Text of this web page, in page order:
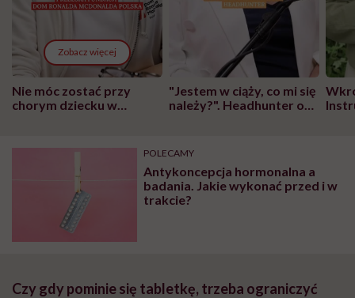
Zobacz więcej
Nie móc zostać przy
chorym dziecku w
może chyba tylko
wyobraźni"
"Jestem w ciąży, co mi się
należy?". Headhunter o
pracy
POLECAMY
Antykoncepcja hormonalna a
badania. Jakie wykonać przed i w
trakcie?
Czy gdy pominie się tabletkę, trzeba ograniczyć